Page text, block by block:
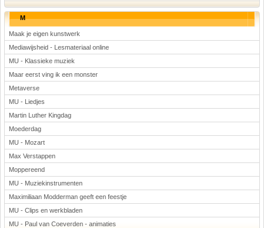
M
Maak je eigen kunstwerk
Mediawijsheid - Lesmateriaal online
MU - Klassieke muziek
Maar eerst ving ik een monster
Metaverse
MU - Liedjes
Martin Luther Kingdag
Moederdag
MU - Mozart
Max Verstappen
Moppereend
MU - Muziekinstrumenten
Maximiliaan Modderman geeft een feestje
MU - Clips en werkbladen
MU - Paul van Coeverden - animaties